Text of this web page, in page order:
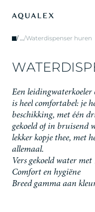
/ …/Waterdispenser huren
WATERDISP
Een leidingwaterkoeler
is heel comfortabel: je h
beschikking, met één dr
gekoeld of in bruisend
lekker kopje thee, met h
allemaal.
Vers gekoeld water
Comfort en hygiëne
Breed gamma aan